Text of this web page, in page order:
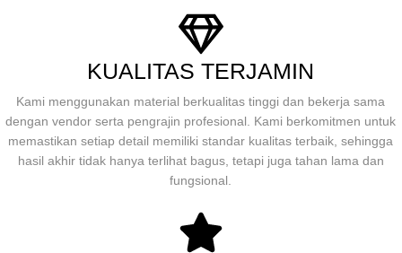
KUALITAS TERJAMIN
Kami menggunakan material berkualitas tinggi dan bekerja sama
dengan vendor serta pengrajin profesional. Kami berkomitmen untuk
memastikan setiap detail memiliki standar kualitas terbaik, sehingga
hasil akhir tidak hanya terlihat bagus, tetapi juga tahan lama dan
fungsional.